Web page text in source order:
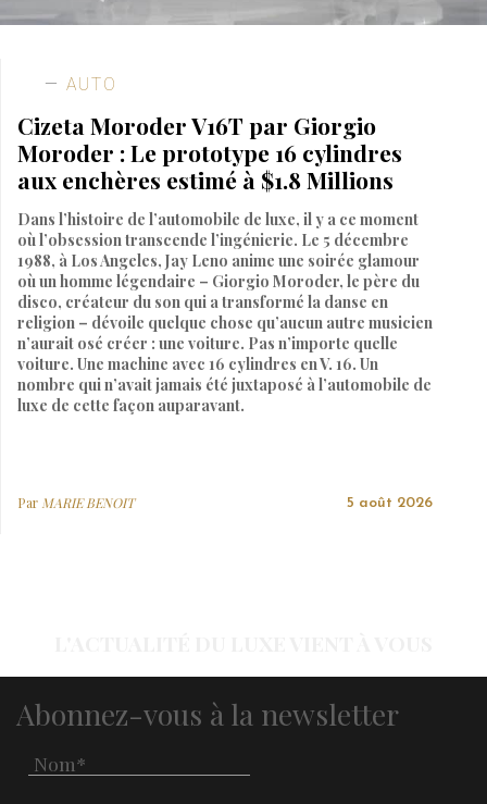
AUTO
Cizeta Moroder V16T par Giorgio
Moroder : Le prototype 16 cylindres
aux enchères estimé à $1.8 Millions
Dans l’histoire de l’automobile de luxe, il y a ce moment
où l’obsession transcende l’ingénierie. Le 5 décembre
1988, à Los Angeles, Jay Leno anime une soirée glamour
où un homme légendaire – Giorgio Moroder, le père du
disco, créateur du son qui a transformé la danse en
religion – dévoile quelque chose qu’aucun autre musicien
n’aurait osé créer : une voiture. Pas n’importe quelle
voiture. Une machine avec 16 cylindres en V. 16. Un
nombre qui n’avait jamais été juxtaposé à l’automobile de
luxe de cette façon auparavant.
Par MARIE BENOIT 5 août 2026
Abonnez-vous à la newsletter